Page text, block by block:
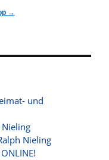
→
und
Nieling
Nieling